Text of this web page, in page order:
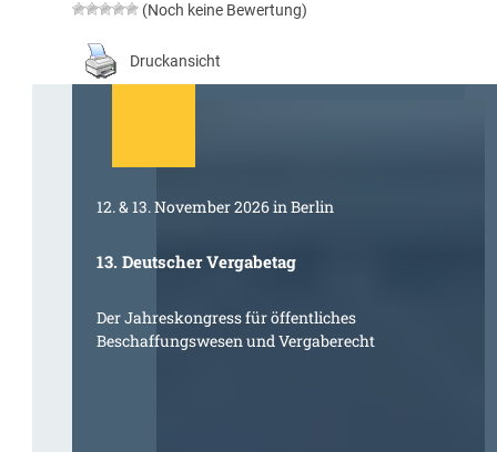
(Noch keine Bewertung)
Druckansicht
12. & 13. November 2026 in Berlin
13. Deutscher Vergabetag
Der Jahreskongress für öffentliches
Beschaffungswesen und Vergaberecht